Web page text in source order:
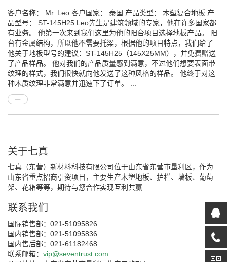
客户名称： Mr. Leo 客户国家： 泰国 产品类型： 木塑复合地板 产
品型号： ST-145H25 Leo先生是建筑领域的专家，他在许多国家都
有业务。 他第一次来到我们这里为他的阳台项目选择地板产品。 阳
台有金属结构，所以他不需要托梁，根据他的项目特点，我们给了
他关于地板型号的建议：ST-145H25（145X25MM），并免费赠送
了产品样品。 他对我们的产品质量感到满意，不过他们想要表面带
纹理的样式，我们很快就向他发送了这种风格的样品。 他终于对这
种木质纹理非常满意并迅速下了订单。 ...
关于七真
七真（东营）新材料科技有限公司位于山东省东营市垦利区，作为
山东省重点招商引资项目，主要生产木塑地板、护栏、墙板、葡萄
架、花箱等等，期待与您合作实现互利共赢
联系我们
国际销售部：021-51095826
国内销售部：021-51095836
国内售后部：021-61182468
联系邮箱： vip@seventrust.com